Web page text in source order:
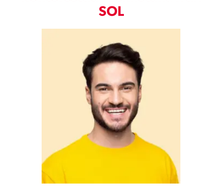
SOL